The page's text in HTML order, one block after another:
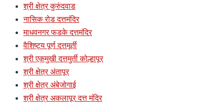
श्री क्षेत्र कुरुंदवाड
नासिक रोड दत्तमंदिर
माधवनगर फडके दत्तमंदिर
वैशिष्ट्य पूर्ण दत्तमूर्ती
श्री एकमुखी दत्तमुर्ती कोल्हापूर
श्री क्षेत्र अंतापूर
श्री क्षेत्र अंबेजोगाई
श्री क्षेत्र अकलापूर दत्त मंदिर